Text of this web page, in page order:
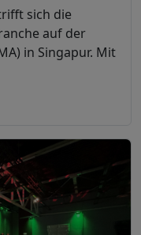
sich die
auf der
in Singapur. Mit